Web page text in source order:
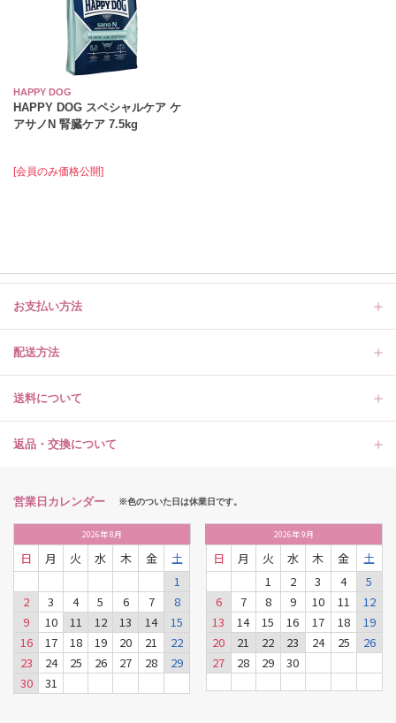
HAPPY DOG
HAPPY DOG スペシャルケア ケ
アサノN 腎臓ケア 7.5kg
[会員のみ価格公開]
お支払い方法
配送方法
送料について
返品・交換について
営業日カレンダー ※色のついた日は休業日です。
2026年8月
日 月 火 水 木 金
土
1
2
3 4 5 6 7
8
9
10 11 12 13 14
15
16
17 18 19 20 21
22
23
24 25 26 27 28
29
30
31
2026年9月
日 月 火 水 木 金
土
1
2 3 4
5
6
7 8 9 10 11
12
13
14 15 16 17 18
19
20
21 22 23 24 25
26
27
28 29 30